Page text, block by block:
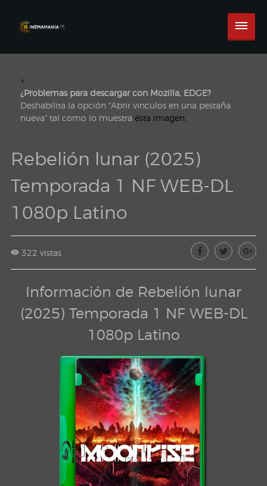
×
¿Problemas para descargar con Mozilla, EDGE?
Deshabilita la opción "Abrir vinculos en una pestaña
nueva" tal como lo muestra ésta imagen.
Rebelión lunar (2025)
Temporada 1 NF WEB-DL
1080p Latino
322 vistas
Información de Rebelión lunar
(2025) Temporada 1 NF WEB-DL
1080p Latino